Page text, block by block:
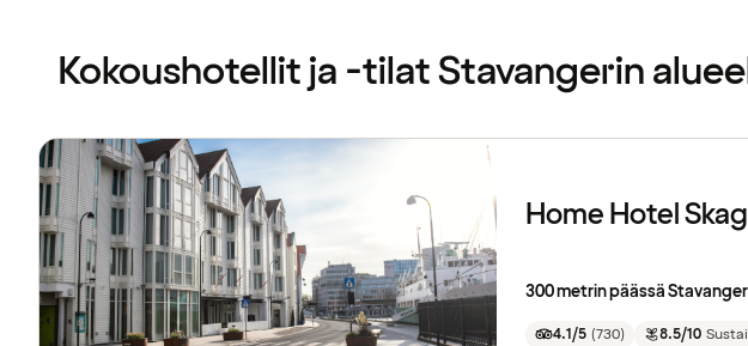
Kokoushotellit ja -tilat Stavangerin
Home Hotel
300 metrin päässä
4.1/5 (730) 8.5/10